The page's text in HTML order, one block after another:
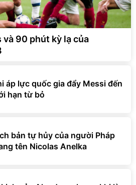
và 90 phút kỳ lạ của
áp lực quốc gia đẩy Messi đến
hạn từ bỏ
bản tự hủy của người Pháp
tên Nicolas Anelka